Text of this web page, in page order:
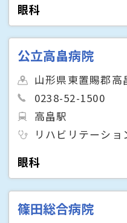
眼科
公立高畠病院
山形県東置賜郡
0238-52-1500
高畠駅
リハビリテーショ
眼科
篠田総合病院